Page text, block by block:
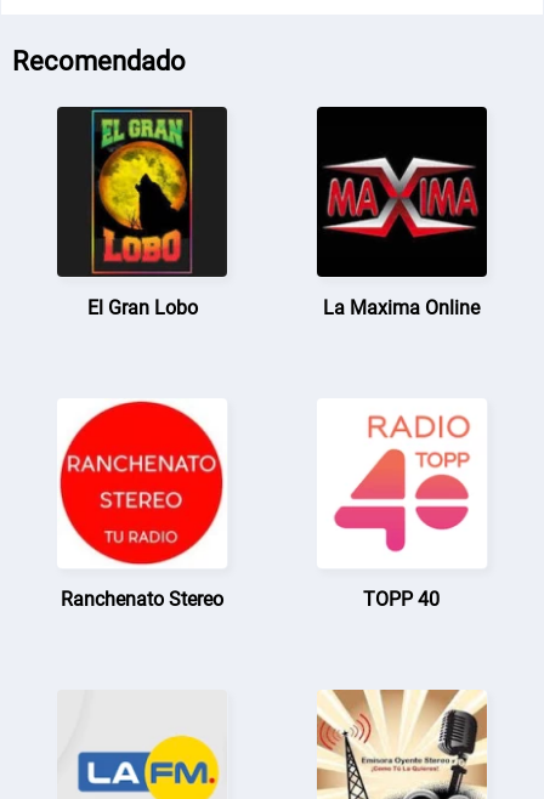
Recomendado
El Gran Lobo La Maxima Online
Ranchenato Stereo TOPP 40